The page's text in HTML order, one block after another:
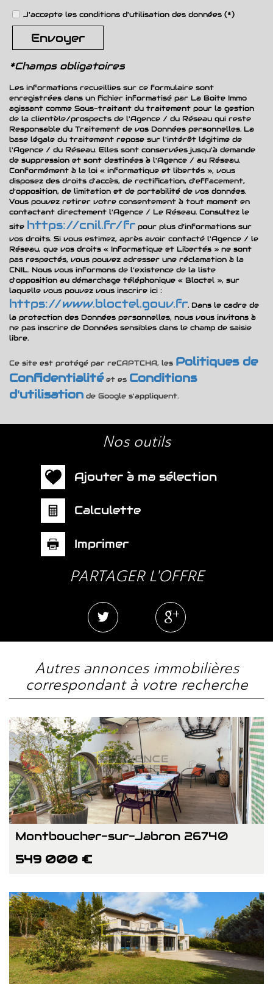
Taxe habitation
10,36 %
Taxe foncière
Habitants de moins de 25
Habitants de 25 à 55 ans
39,34 %
Habitants de plus de 55 ans
31,75 %
Nombre d'enfants par famille
1
Familles sans enfant
39,84 %
Familles avec 1 ou 2 enfants
50,41 %
Maisons
91,26 %
Appartements
8,74 %
Familles avec 3 enfants
9,76 %
J'accepte les conditions d'utilisation des données (*)
Envoyer
*Champs obligatoires
Les informations recueillies sur ce formulaire sont
enregistrées dans un fichier informatisé par La Boite Immo
agissant comme Sous-traitant du traitement pour la gestion
de la clientèle/prospects de l'Agence / du Réseau qui reste
Responsable du Traitement de vos Données personnelles. La
base légale du traitement repose sur l'intérêt légitime de
l'Agence / du Réseau. Elles sont conservées jusqu'à demande
de suppression et sont destinées à l'Agence / au Réseau.
Conformément à la loi « informatique et libertés », vous
disposez des droits d’accès, de rectification, d’effacement,
d’opposition, de limitation et de portabilité de vos données.
Vous pouvez retirer votre consentement à tout moment en
contactant directement l’Agence / Le Réseau. Consultez le
site https://cnil.fr/fr pour plus d’informations sur
vos droits. Si vous estimez, après avoir contacté l'Agence / le
Réseau, que vos droits « Informatique et Libertés » ne sont
pas respectés, vous pouvez adresser une réclamation à la
CNIL. Nous vous informons de l’existence de la liste
d'opposition au démarchage téléphonique « Bloctel », sur
laquelle vous pouvez vous inscrire ici :
https://www.bloctel.gouv.fr. Dans le cadre de
la protection des Données personnelles, nous vous invitons à
ne pas inscrire de Données sensibles dans le champ de saisie
libre.
Ce site est protégé par reCAPTCHA, les Politiques de
Confidentialitéet es Conditions
d'utilisation de Google s'appliquent.
nos outils
Ajouter à ma sélection
Calculette
Imprimer
PARTAGER L'OFFRE
autres annonces immobilières
correspondant à votre recherche
Montboucher-sur-Jabron 26740
549 000 €